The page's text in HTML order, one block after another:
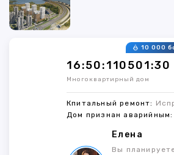
16:50:110501:30
10 000
Многоквартирный дом
Кпитальный ремонт:
Дом признан аварийным:
Елена
Вы